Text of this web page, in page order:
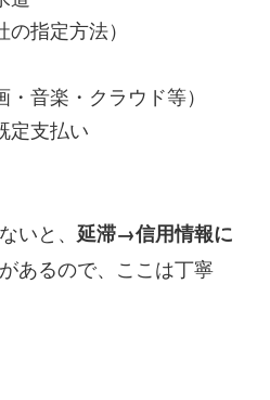
指定方法）
音楽・クラウド等）
支払い
いと、 延滞→信用情報に
あるので、ここは丁寧